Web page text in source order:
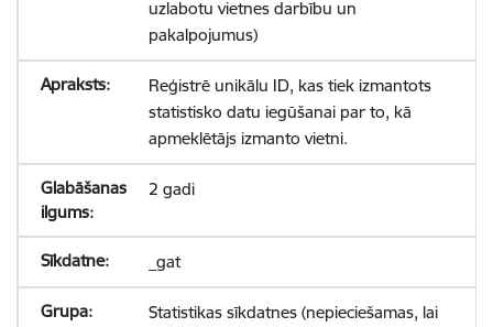
uzlabotu vietnes darbību un
pakalpojumus)
Reģistrē unikālu ID, kas tiek izmantots
statistisko datu iegūšanai par to, kā
apmeklētājs izmanto vietni.
2 gadi
_gat
Statistikas sīkdatnes (nepieciešamas, lai